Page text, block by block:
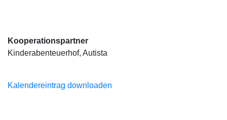
Kooperationspartner
Kinderabenteuerhof, Autista
Kalendereintrag downloaden